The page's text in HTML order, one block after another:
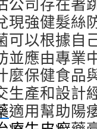
現強健髮絲
可以根據自
並應由專業
麼保健食品
生產和設計
適用幫助陽